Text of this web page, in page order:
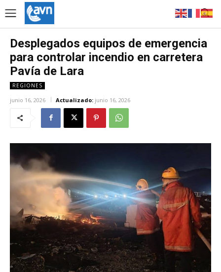
Desplegados equipos de emergencia
para controlar incendio en carretera
Pavía de Lara
REGIONES
junio 16, 2026 Actualizado: junio 16, 2026